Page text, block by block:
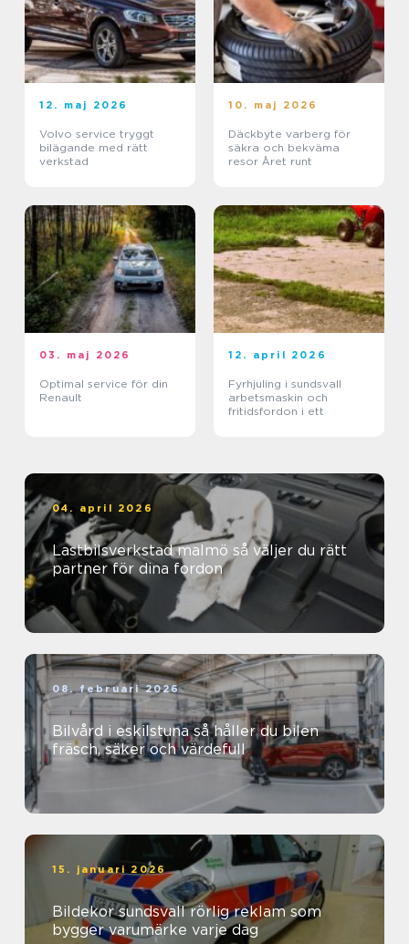
12. maj 2026
Volvo service tryggt
bilägande med rätt
verkstad
10. maj 2026
Däckbyte varberg för
säkra och bekväma
resor Året runt
03. maj 2026
Optimal service för din
Renault
12. april 2026
Fyrhjuling i sundsvall
arbetsmaskin och
fritidsfordon i ett
04. april 2026
Lastbilsverkstad malmö så väljer du rätt
partner för dina fordon
08. februari 2026
Bilvård i eskilstuna så håller du bilen
fräsch, säker och värdefull
15. januari 2026
Bildekor sundsvall rörlig reklam som
bygger varumärke varje dag